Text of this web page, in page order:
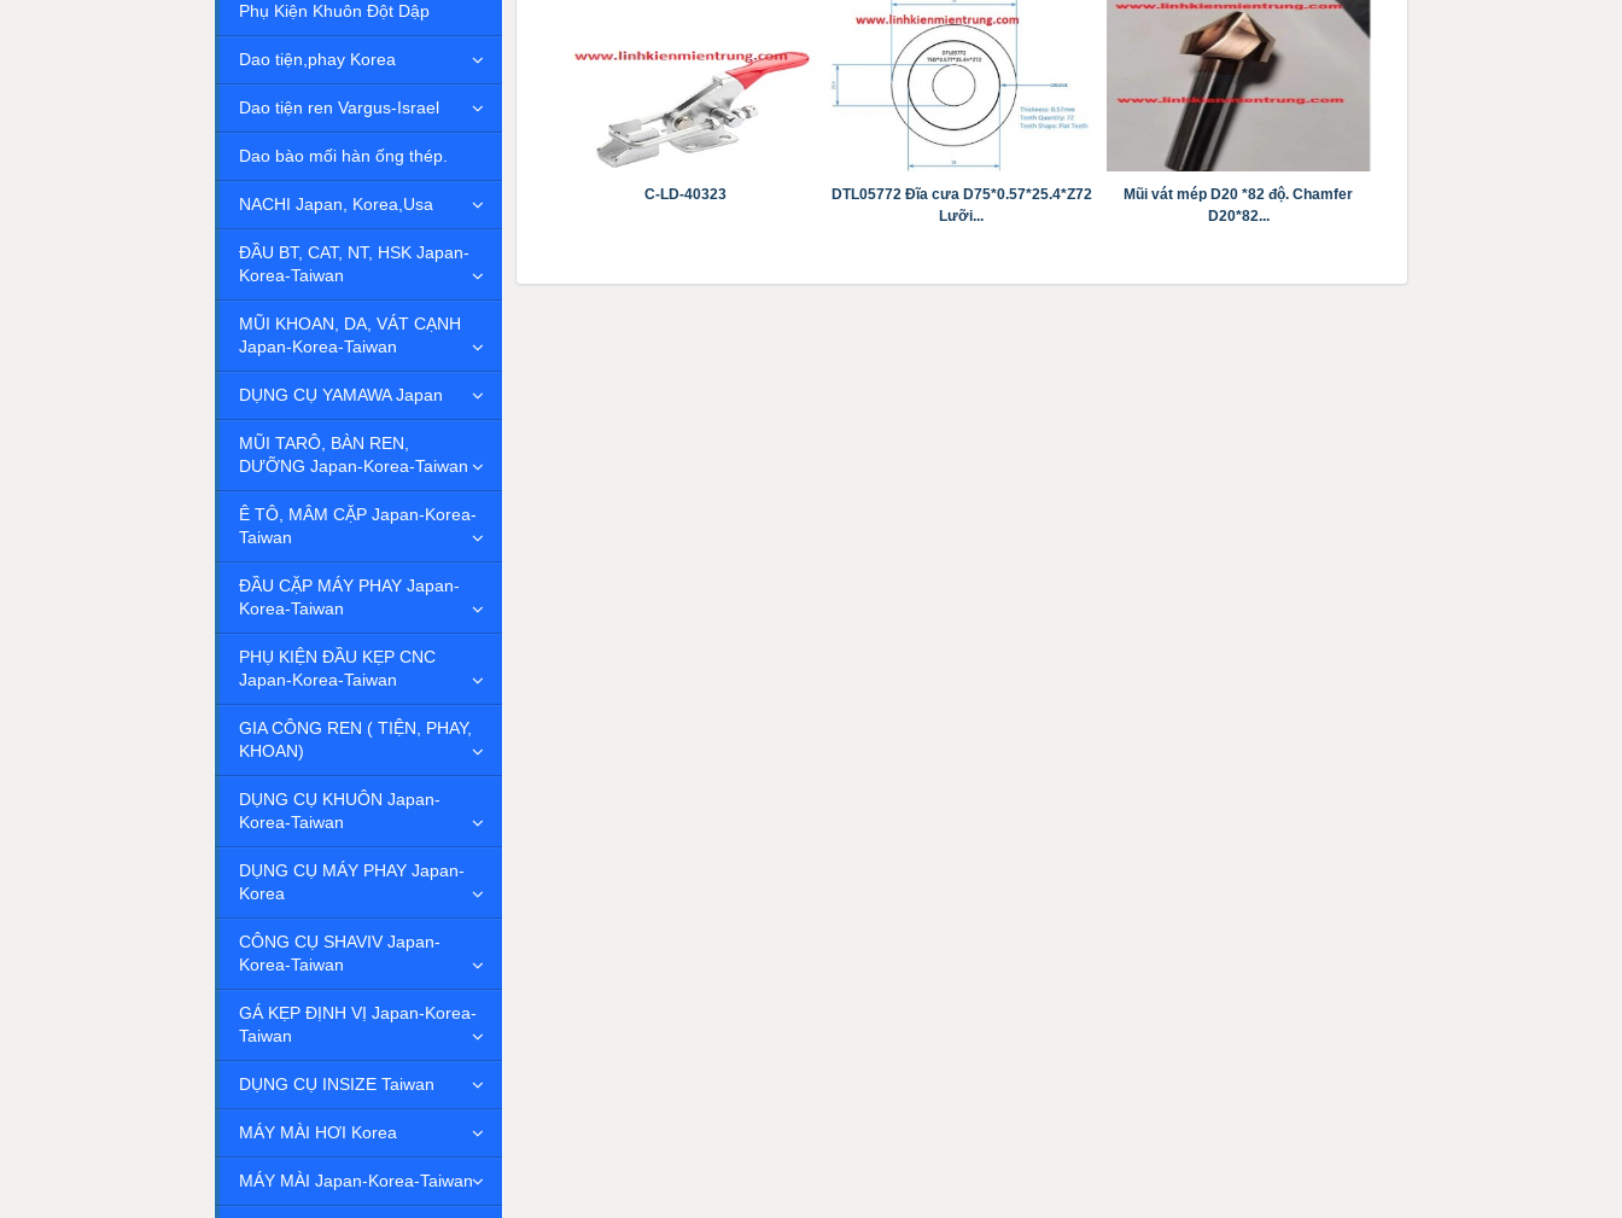
C-LD-40323
DTL05772 Đĩa cưa D75*0.57*25.4*Z72
Lưỡi...
Mũi vát mép D20 *82 độ. Chamfer
D20*82...
Phụ Kiện Khuôn Đột Dập
Dao tiện,phay Korea
Dao tiện ren Vargus-Israel
Dao bào mối hàn ống thép.
NACHI Japan, Korea,Usa
ĐẦU BT, CAT, NT, HSK Japan-
Korea-Taiwan
MŨI KHOAN, DA, VÁT CẠNH
Japan-Korea-Taiwan
DỤNG CỤ YAMAWA Japan
MŨI TARÔ, BÀN REN,
DƯỠNG Japan-Korea-Taiwan
Ê TÔ, MÂM CẶP Japan-Korea-
Taiwan
ĐẦU CẶP MÁY PHAY Japan-
Korea-Taiwan
PHỤ KIỆN ĐẦU KẸP CNC
Japan-Korea-Taiwan
GIA CÔNG REN ( TIỆN, PHAY,
KHOAN)
DỤNG CỤ KHUÔN Japan-
Korea-Taiwan
DỤNG CỤ MÁY PHAY Japan-
Korea
CÔNG CỤ SHAVIV Japan-
Korea-Taiwan
GÁ KẸP ĐỊNH VỊ Japan-Korea-
Taiwan
DỤNG CỤ INSIZE Taiwan
MÁY MÀI HƠI Korea
MÁY MÀI Japan-Korea-Taiwan